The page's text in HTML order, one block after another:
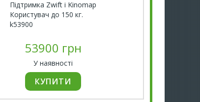
Підтримка Zwift і Kinomap
Користувач до 150 кг.
k53900
53900 грн
У наявності